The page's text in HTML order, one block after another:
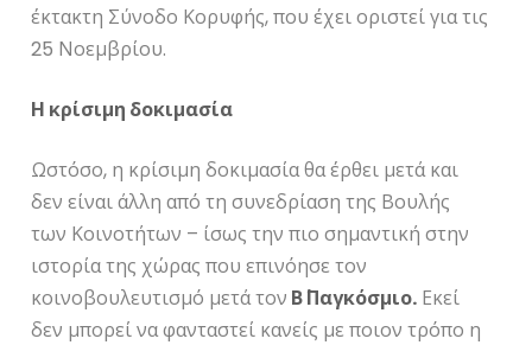
έκτακτη Σύνοδο Κορυφής, που έχει οριστεί για τις
25 Νοεμβρίου.
Η κρίσιμη δοκιμασία
Ωστόσο, η κρίσιμη δοκιμασία θα έρθει μετά και
δεν είναι άλλη από τη συνεδρίαση της Βουλής
των Κοινοτήτων – ίσως την πιο σημαντική στην
ιστορία της χώρας που επινόησε τον
κοινοβουλευτισμό μετά τον Β΄ Παγκόσμιο. Εκεί
δεν μπορεί να φανταστεί κανείς με ποιον τρόπο η